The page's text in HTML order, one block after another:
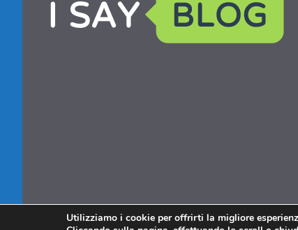
Utilizziamo i cookie per offrirti la migliore